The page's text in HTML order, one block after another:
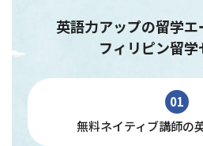
英語力アップの留学
フィリピン留学
01
無料ネイティブ講師の